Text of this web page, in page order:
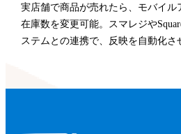
実店舗で商品が売れたら、モバイ
在庫数を変更可能。スマレジや
ステムとの連携で、反映を自動化さ